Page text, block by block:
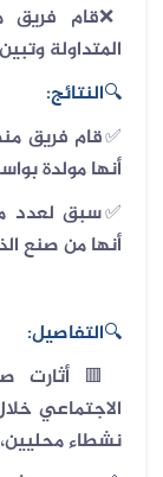
❌قام فريق
المتداولة
🔍النتائج:
✅قام فريق
أنها مولدة
✅سبق لعدد
أنها من صنع
🔍التفاصيل:
🟥 أثارت
الاجتماعي
نشطاء